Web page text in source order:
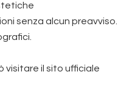
senza alcun preavviso.
visitare il sito ufficiale